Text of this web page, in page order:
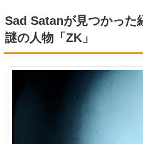
Sad Satanが見つかった
謎の人物「ZK」